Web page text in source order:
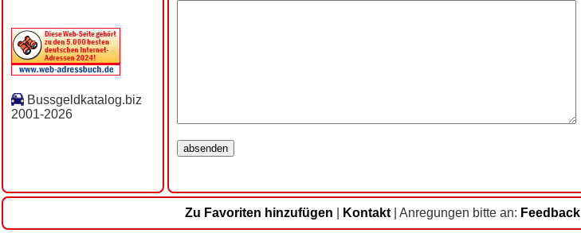
Bussgeldkatalog.biz
2001-2026
Zu Favoriten hinzufügen Kontakt| Anregungen bitte an: Feedback